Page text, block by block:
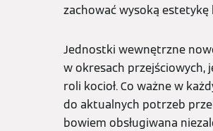
zachować wysoką
Jednostki wewnętrzne
w okresach przejściowych,
roli kocioł. Co ważne w
do aktualnych potrzeb
bowiem obsługiwana